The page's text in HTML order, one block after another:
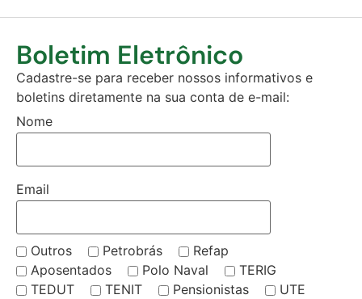
Boletim Eletrônico
Cadastre-se para receber nossos informativos e
boletins diretamente na sua conta de e-mail:
Nome
Email
Outros Petrobrás
Refap
Aposentados
Polo Naval
TERIG
TEDUT
TENIT Pensionistas
UTE